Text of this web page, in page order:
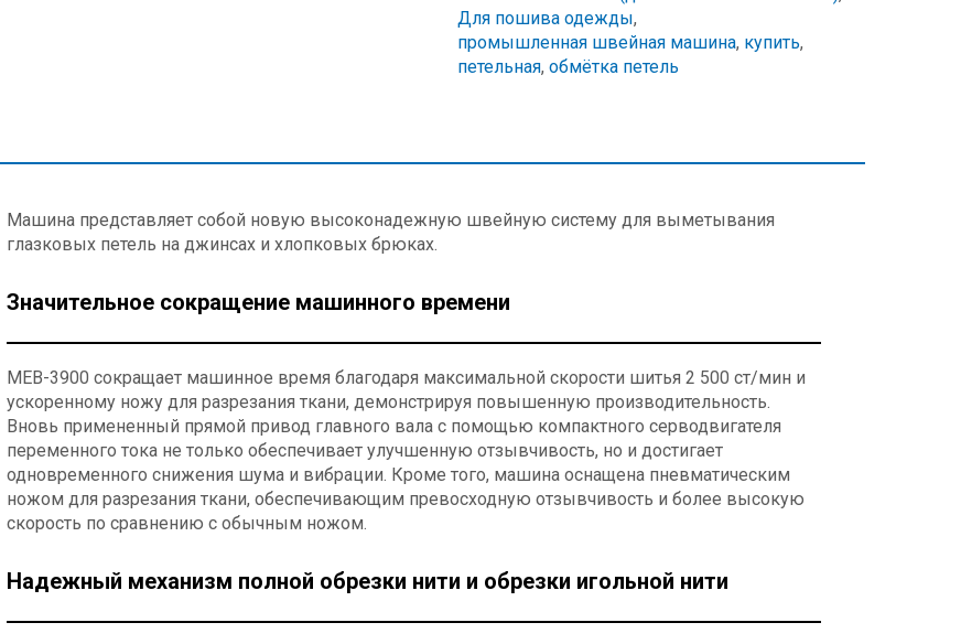
Для пошива одежды,
промышленная швейная машина, купить,
петельная, обмётка петель
Машина представляет собой новую высоконадежную швейную систему для выметывания
глазковых петель на джинсах и хлопковых брюках.
Значительное сокращение машинного времени
MEB-3900 сокращает машинное время благодаря максимальной скорости шитья 2 500 ст/мин и
ускоренному ножу для разрезания ткани, демонстрируя повышенную производительность.
Вновь примененный прямой привод главного вала с помощью компактного серводвигателя
переменного тока не только обеспечивает улучшенную отзывчивость, но и достигает
одновременного снижения шума и вибрации. Кроме того, машина оснащена пневматическим
ножом для разрезания ткани, обеспечивающим превосходную отзывчивость и более высокую
скорость по сравнению с обычным ножом.
Надежный механизм полной обрезки нити и обрезки игольной нити